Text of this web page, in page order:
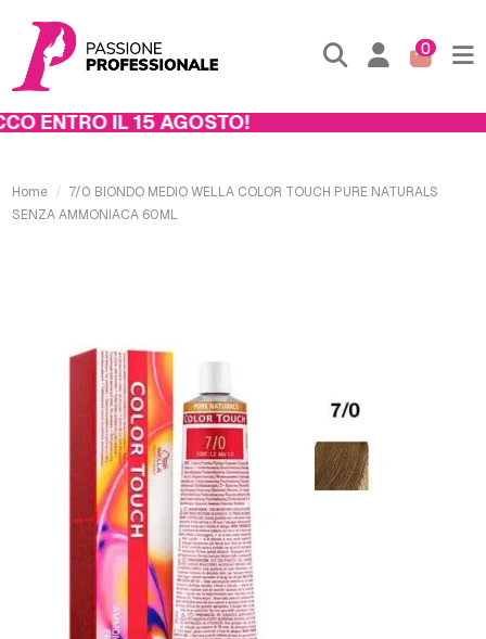
0
ENTRO IL 15 AGOSTO!
Home
7/0 BIONDO MEDIO WELLA COLOR TOUCH PURE NATURALS
SENZA AMMONIACA 60ML